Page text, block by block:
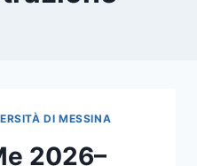
DI MESSINA
2026–